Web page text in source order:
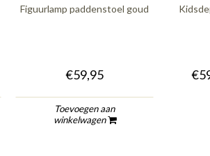
Figuurlamp paddenstoel goud
€59,95
Toevoegen aan
winkelwagen